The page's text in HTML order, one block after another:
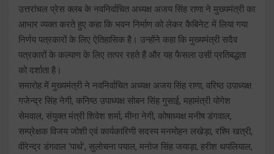
उत्तरांचल प्रेस क्लब के नवनिर्वाचित अध्यक्ष अजय सिंह राणा ने मुख्यमंत्री का
आभार व्यक्त करते हुए कहा कि भवन निर्माण को लेकर कैबिनेट में लिया गया
निर्णय पत्रकारों के लिए ऐतिहासिक है। उन्होंने कहा कि मुख्यमंत्री सदैव
पत्रकारों के कल्याण के लिए तत्पर रहते हैं और यह फैसला उसी प्रतिबद्धता
को दर्शाता है।
समारोह में मुख्यमंत्री ने नवनिर्वाचित अध्यक्ष अजय सिंह राणा, वरिष्ठ उपाध्यक्ष
गजेन्द्र सिंह नेगी, कनिष्ठ उपाध्यक्ष सोबन सिंह गुसाई, महामंत्री योगेश
सेमवाल, संयुक्त मंत्री शिवेश शर्मा, मीना नेगी, कोषाध्यक्ष मनीष डंगवाल,
सम्प्रेक्षक विजय जोशी एवं कार्यकारिणी सदस्य मनमोहन लखेड़ा, रश्मि खत्री,
वीरेन्द्र डंगवाल ‘पार्थ’, सुलोचना पयाल, मनोज सिंह जयाड़ा, हरीश थपलियाल,